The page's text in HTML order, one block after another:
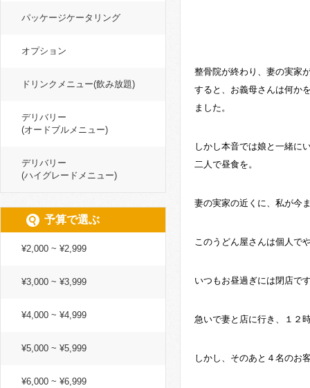
整骨院が終わり、妻の実家
すると、お義母さんは何か
ました。
しかし本音では娘と一緒に
二人で昼食を。
妻の実家の近くに、私が今
このうどん屋さんは個人で
いつもお昼過ぎには閉店で
急いで妻と店に行き、１２
しかし、そのあと４名のお
パッケージケータリング
オプション
ドリンクメニュー(飲み放題)
デリバリー
(オードブルメニュー)
デリバリー
(ハイグレードメニュー)
予算で選ぶ
¥2,000 ~ ¥2,999
¥3,000 ~ ¥3,999
¥4,000 ~ ¥4,999
¥5,000 ~ ¥5,999
¥6,000 ~ ¥6,999